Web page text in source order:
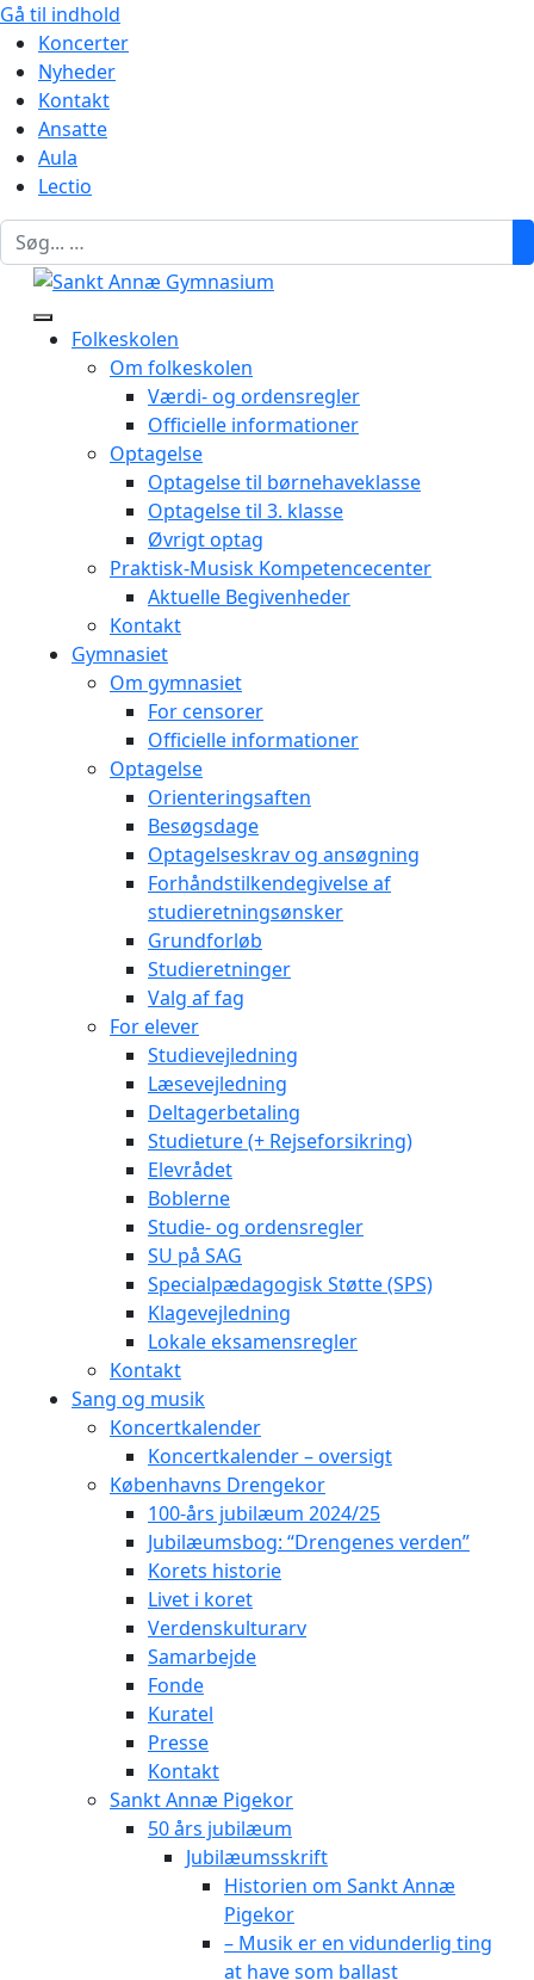
Gå til indhold
Koncerter
Nyheder
Kontakt
Ansatte
Aula
Lectio
Folkeskolen
Om folkeskolen
Værdi- og ordensregler
Officielle informationer
Optagelse
Optagelse til børnehaveklasse
Optagelse til 3. klasse
Øvrigt optag
Praktisk-Musisk Kompetencecenter
Aktuelle Begivenheder
Kontakt
Gymnasiet
Om gymnasiet
For censorer
Officielle informationer
Optagelse
Orienteringsaften
Besøgsdage
Optagelseskrav og ansøgning
Forhåndstilkendegivelse af
studieretningsønsker
Grundforløb
Studieretninger
Valg af fag
For elever
Studievejledning
Læsevejledning
Deltagerbetaling
Studieture (+ Rejseforsikring)
Elevrådet
Boblerne
Studie- og ordensregler
SU på SAG
Specialpædagogisk Støtte (SPS)
Klagevejledning
Lokale eksamensregler
Kontakt
Sang og musik
Koncertkalender
Koncertkalender – oversigt
Københavns Drengekor
100-års jubilæum 2024/25
Jubilæumsbog: “Drengenes verden”
Korets historie
Livet i koret
Verdenskulturarv
Samarbejde
Fonde
Kuratel
Presse
Kontakt
Sankt Annæ Pigekor
50 års jubilæum
Jubilæumsskrift
Historien om Sankt Annæ
Pigekor
– Musik er en vidunderlig ting
at have som ballast